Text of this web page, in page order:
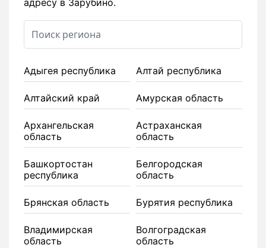
адресу в Зарубино.
Адыгея республика Алтай республика
Алтайский край Амурская область
Архангельская
область
Астраханская
область
Башкортостан
республика
Белгородская
область
Брянская область Бурятия республика
Владимирская
область
Волгоградская
область